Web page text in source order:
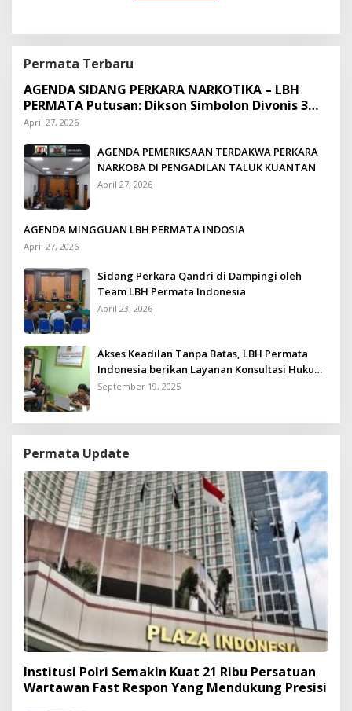
Permata Terbaru
AGENDA SIDANG PERKARA NARKOTIKA – LBH
PERMATA Putusan: Dikson Simbolon Divonis 3
Tahun Penjara
April 27, 2026
AGENDA PEMERIKSAAN TERDAKWA PERKARA
NARKOBA DI PENGADILAN TALUK KUANTAN
April 27, 2026
AGENDA MINGGUAN LBH PERMATA INDOSIA
April 27, 2026
Sidang Perkara Qandri di Dampingi oleh
Team LBH Permata Indonesia
April 23, 2026
Akses Keadilan Tanpa Batas, LBH Permata
Indonesia berikan Layanan Konsultasi Hukum
Gratis untuk Kurang Mampu
September 19, 2025
Permata Update
Institusi Polri Semakin Kuat 21 Ribu Persatuan
Wartawan Fast Respon Yang Mendukung Presisi